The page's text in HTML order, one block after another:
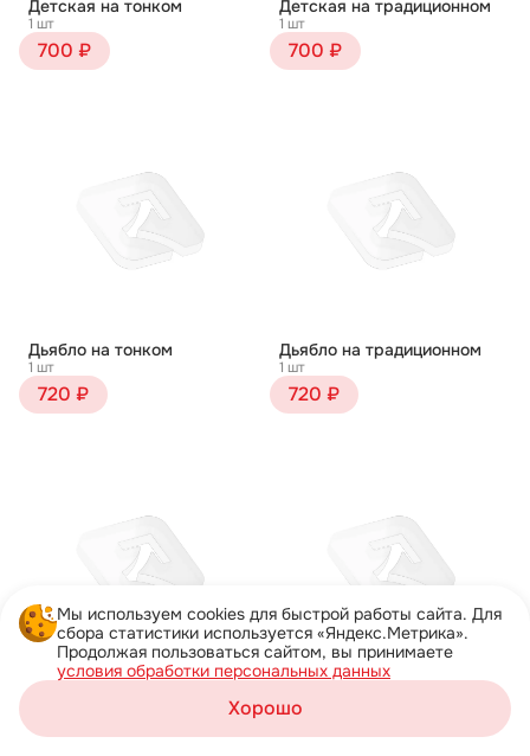
Мы используем cookies для быстрой работы сайта. Для
сбора статистики используется «Яндекс.Метрика».
Продолжая пользоваться сайтом, вы принимаете
условия обработки персональных данных
Хорошо
Каталог Акции Профиль
Детская на тонком
1 шт
700 ₽
Детская на традиционном
1 шт
700 ₽
Дьябло на тонком
1 шт
720 ₽
Дьябло на традиционном
1 шт
720 ₽
Жульен на тонком
750 ₽
1 шт
750 ₽